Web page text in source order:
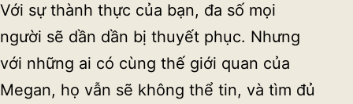
Với sự thành thực của bạn, đa số mọi
người sẽ dần dần bị thuyết phục. Nhưng
với những ai có cùng thế giới quan của
Megan, họ vẫn sẽ không thể tin, và tìm đủ